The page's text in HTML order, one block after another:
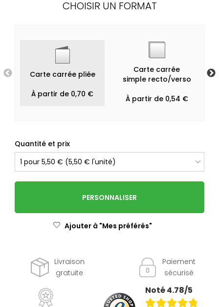
CHOISIR UN FORMAT
Carte carrée pliée
À partir de 0,70 €
Carte carrée
simple recto/verso
À partir de 0,54 €
Quantité et prix
PERSONNALISER
Ajouter à "Mes préférés"
Livraison
gratuite
Paiement
sécurisé
Noté 4.78/5